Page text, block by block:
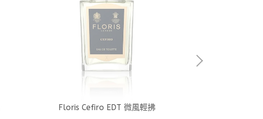
Floris Cefiro EDT 微風輕拂